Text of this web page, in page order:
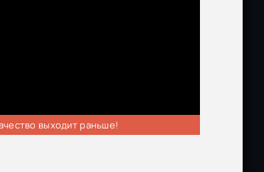
выходит раньше!